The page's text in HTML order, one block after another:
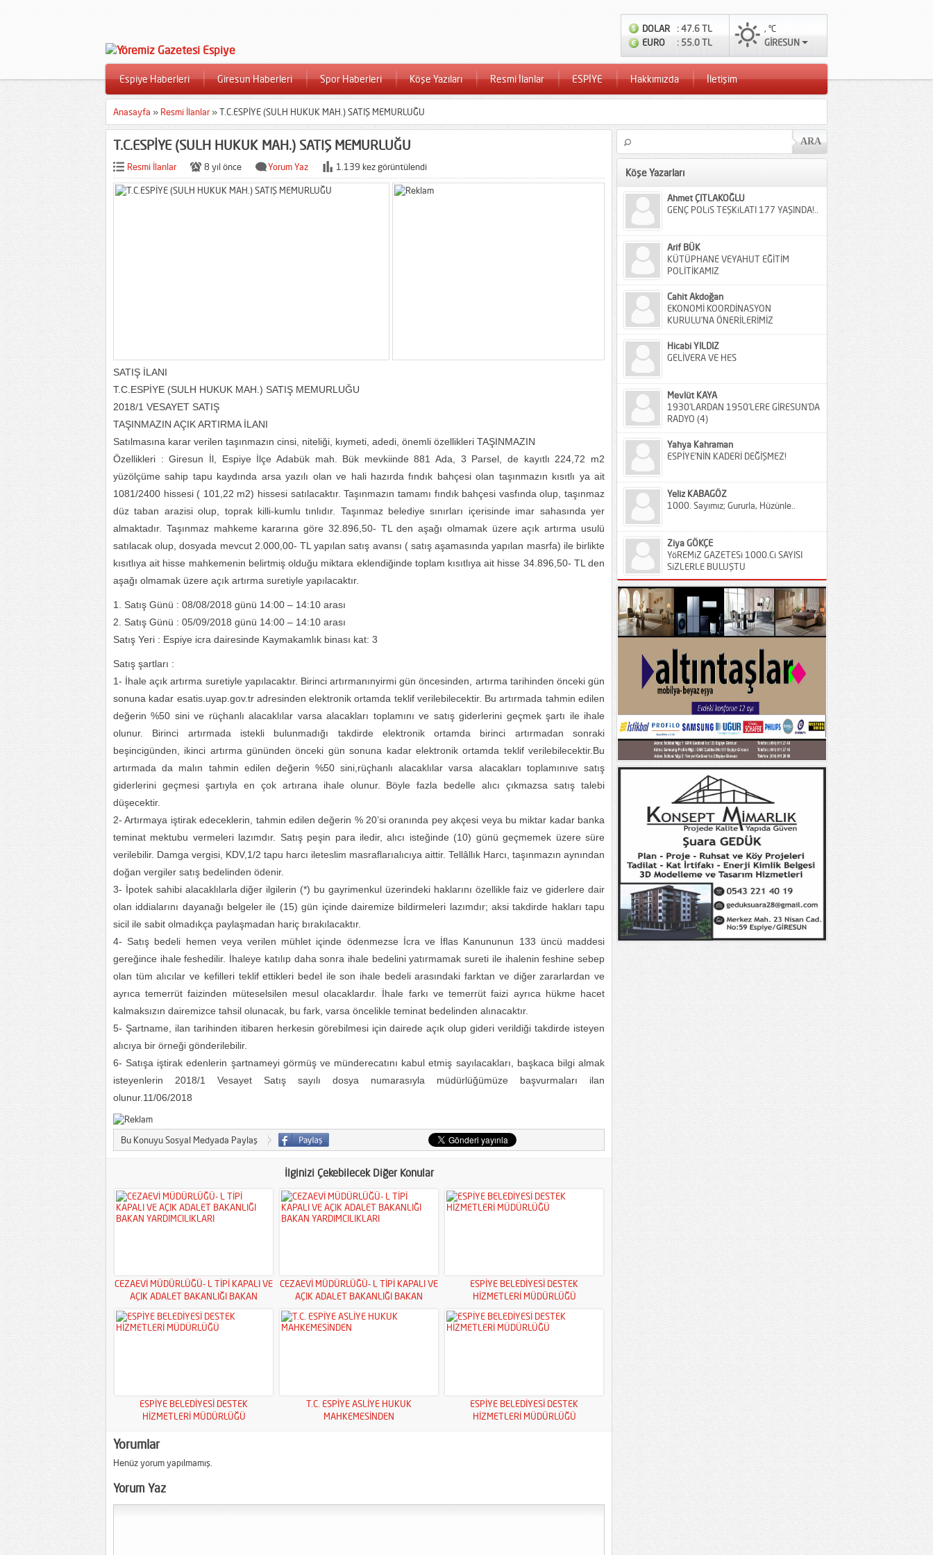
DOLAR
: 47.6 TL
EURO
: 55.0 TL
, °C
GİRESUN
Espiye Haberleri Giresun Haberleri Spor Haberleri Köşe Yazıları Resmi İlanlar ESPİYE Hakkımızda İletişim
Anasayfa » Resmi İlanlar »T.C.ESPİYE (SULH HUKUK MAH.) SATIŞ MEMURLUĞU
T.C.ESPİYE (SULH HUKUK MAH.) SATIŞ MEMURLUĞU
Resmi İlanlar 8 yıl önce Yorum Yaz 1.139 kez görüntülendi
SATIŞ İLANI
T.C.ESPİYE (SULH HUKUK MAH.) SATIŞ MEMURLUĞU
2018/1 VESAYET SATIŞ
TAŞINMAZIN AÇIK ARTIRMA İLANI
Satılmasına karar verilen taşınmazın cinsi, niteliği, kıymeti, adedi, önemli özellikleri TAŞINMAZIN
Özellikleri : Giresun İl, Espiye İlçe Adabük mah. Bük mevkiinde 881 Ada, 3 Parsel, de kayıtlı 224,72 m2
yüzölçüme sahip tapu kaydında arsa yazılı olan ve hali hazırda fındık bahçesi olan taşınmazın kısıtlı ya ait
1081/2400 hissesi ( 101,22 m2) hissesi satılacaktır. Taşınmazın tamamı fındık bahçesi vasfında olup, taşınmaz
düz taban arazisi olup, toprak killi-kumlu tınlıdır. Taşınmaz belediye sınırları içerisinde imar sahasında yer
almaktadır. Taşınmaz mahkeme kararına göre 32.896,50- TL den aşağı olmamak üzere açık artırma usulü
satılacak olup, dosyada mevcut 2.000,00- TL yapılan satış avansı ( satış aşamasında yapılan masrfa) ile birlikte
kısıtlıya ait hisse mahkemenin belirtmiş olduğu miktara eklendiğinde toplam kısıtlıya ait hisse 34.896,50- TL den
aşağı olmamak üzere açık artırma suretiyle yapılacaktır.
1. Satış Günü : 08/08/2018 günü 14:00 – 14:10 arası
2. Satış Günü : 05/09/2018 günü 14:00 – 14:10 arası
Satış Yeri : Espiye icra dairesinde Kaymakamlık binası kat: 3
Satış şartları :
1- İhale açık artırma suretiyle yapılacaktır. Birinci artırmanınyirmi gün öncesinden, artırma tarihinden önceki gün
sonuna kadar esatis.uyap.gov.tr adresinden elektronik ortamda teklif verilebilecektir. Bu artırmada tahmin edilen
değerin %50 sini ve rüçhanlı alacaklılar varsa alacakları toplamını ve satış giderlerini geçmek şartı ile ihale
olunur. Birinci artırmada istekli bulunmadığı takdirde elektronik ortamda birinci artırmadan sonraki
beşincigünden, ikinci artırma gününden önceki gün sonuna kadar elektronik ortamda teklif verilebilecektir.Bu
artırmada da malın tahmin edilen değerin %50 sini,rüçhanlı alacaklılar varsa alacakları toplamınıve satış
giderlerini geçmesi şartıyla en çok artırana ihale olunur. Böyle fazla bedelle alıcı çıkmazsa satış talebi
düşecektir.
2- Artırmaya iştirak edeceklerin, tahmin edilen değerin % 20’si oranında pey akçesi veya bu miktar kadar banka
teminat mektubu vermeleri lazımdır. Satış peşin para iledir, alıcı isteğinde (10) günü geçmemek üzere süre
verilebilir. Damga vergisi, KDV,1/2 tapu harcı ileteslim masraflarıalıcıya aittir. Tellâllık Harcı, taşınmazın aynından
doğan vergiler satış bedelinden ödenir.
3- İpotek sahibi alacaklılarla diğer ilgilerin (*) bu gayrimenkul üzerindeki haklarını özellikle faiz ve giderlere dair
olan iddialarını dayanağı belgeler ile (15) gün içinde dairemize bildirmeleri lazımdır; aksi takdirde hakları tapu
sicil ile sabit olmadıkça paylaşmadan hariç bırakılacaktır.
4- Satış bedeli hemen veya verilen mühlet içinde ödenmezse İcra ve İflas Kanununun 133 üncü maddesi
gereğince ihale feshedilir. İhaleye katılıp daha sonra ihale bedelini yatırmamak sureti ile ihalenin feshine sebep
olan tüm alıcılar ve kefilleri teklif ettikleri bedel ile son ihale bedeli arasındaki farktan ve diğer zararlardan ve
ayrıca temerrüt faizinden müteselsilen mesul olacaklardır. İhale farkı ve temerrüt faizi ayrıca hükme hacet
kalmaksızın dairemizce tahsil olunacak, bu fark, varsa öncelikle teminat bedelinden alınacaktır.
5- Şartname, ilan tarihinden itibaren herkesin görebilmesi için dairede açık olup gideri verildiği takdirde isteyen
alıcıya bir örneği gönderilebilir.
6- Satışa iştirak edenlerin şartnameyi görmüş ve münderecatını kabul etmiş sayılacakları, başkaca bilgi almak
isteyenlerin 2018/1 Vesayet Satış sayılı dosya numarasıyla müdürlüğümüze başvurmaları ilan
olunur.11/06/2018
Bu Konuyu Sosyal Medyada Paylaş
İlginizi Çekebilecek Diğer Konular
CEZAEVİ MÜDÜRLÜĞÜ- L TİPİ KAPALI VE
AÇIK ADALET BAKANLIĞI BAKAN
CEZAEVİ MÜDÜRLÜĞÜ- L TİPİ KAPALI VE
AÇIK ADALET BAKANLIĞI BAKAN
ESPİYE BELEDİYESİ DESTEK
HİZMETLERİ MÜDÜRLÜĞÜ
ESPİYE BELEDİYESİ DESTEK
HİZMETLERİ MÜDÜRLÜĞÜ
T.C. ESPİYE ASLİYE HUKUK
MAHKEMESİNDEN
ESPİYE BELEDİYESİ DESTEK
HİZMETLERİ MÜDÜRLÜĞÜ
Yorumlar
Henüz yorum yapılmamış.
Yorum Yaz
Köşe Yazarları
Ahmet ÇITLAKOĞLU
GENÇ POLiS TEŞKiLATI 177 YAŞINDA!..
Arif BÜK
KÜTÜPHANE VEYAHUT EĞİTİM
POLİTİKAMIZ
Cahit Akdoğan
EKONOMİ KOORDİNASYON
KURULU’NA ÖNERİLERİMİZ
Hicabi YILDIZ
GELİVERA VE HES
Mevlüt KAYA
1930’LARDAN 1950’LERE GİRESUN’DA
RADYO (4)
Yahya Kahraman
ESPİYE’NİN KADERİ DEĞİŞMEZ!
Yeliz KABAGÖZ
1000. Sayımız; Gururla, Hüzünle..
Ziya GÖKÇE
YöREMiZ GAZETESi 1000.Ci SAYISI
SiZLERLE BULUŞTU